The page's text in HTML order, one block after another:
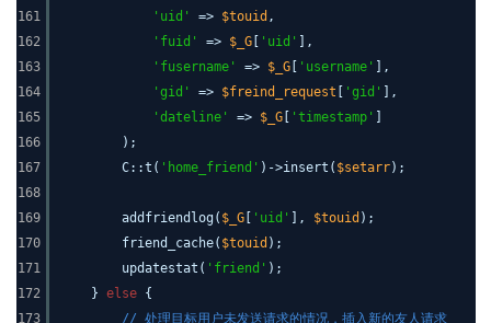
161
162
163
164
165
166
167
168
169
170
171
172
173
'uid'
=> $touid ,
'fuid'
=> $_G 'uid'
],
'fusername'
=> $_G 'username'
],
'gid'
=> $freind_request 'gid'
],
'dateline'
=> $_G 'timestamp'
);
C::t( 'home_friend' )->insert( $setarr);
addfriendlog( $_G 'uid' ], $touid );
friend_cache( $touid );
updatestat( 'friend' );
} else {
// 处理目标用户未发送请求的情况，插入新的友人请求